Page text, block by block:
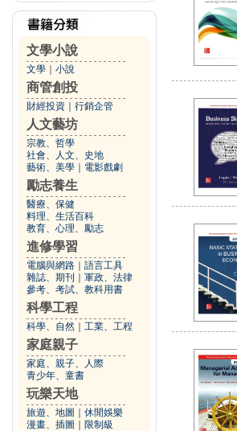
文學小說
文學 小說
商管創投
財經投資 行銷企管
人文藝坊
宗教、哲學
社會、人文、史地
藝術、美學
電影戲劇
勵志養生
醫療、保健
料理、生活百科
教育、心理、勵志
進修學習
電腦與網路
語言工具
雜誌、期刊
軍政、法律
參考、考試、教科用書
科學工程
科學、自然 工業、工程
家庭親子
家庭、親子、人際
青少年、童書
玩樂天地
旅遊、地圖
休閒娛樂
漫畫、插圖
限制級